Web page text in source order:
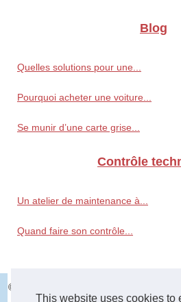
This website uses cookies to
Blog
Quelles solutions pour une...
Pourquoi acheter une voiture...
Se munir d’une carte grise...
Contrôle
Un atelier de maintenance à...
Quand faire son contrôle...
© 2026